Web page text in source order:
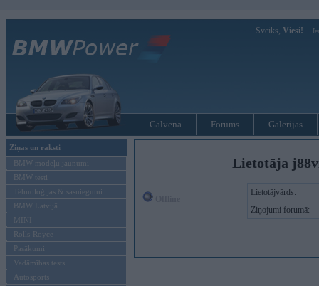
Sveiks, Viesi!
Galvenā Forums Galerijas
Ziņas un raksti
BMW modeļu jaunumi
BMW testi
Tehnoloģijas & sasniegumi
BMW Latvijā
MINI
Rolls-Royce
Pasākumi
Vadāmības tests
Autosports
Lietotāja
Lietotājvārds:
Ziņojumi forumā: